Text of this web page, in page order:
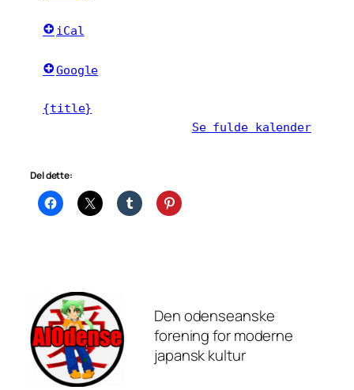
iCal
Google
{title}
Se fulde kalender
Del dette:
Den odenseanske
forening for moderne
japansk kultur